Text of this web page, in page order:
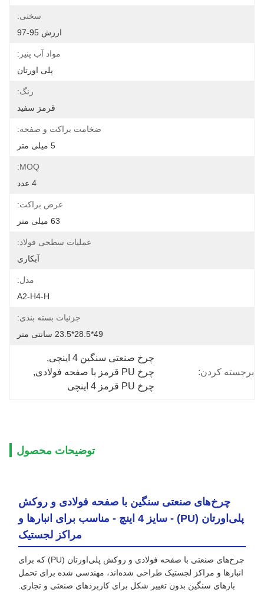
سختی:
ارزش 95-97
مواد آب پنیر:
پلی اورتان
رنگ:
قرمز سفید
ضخامت براکت و صفحه:
5 میلی متر
MOQ:
4 عدد
عرض براکت:
63 میلی متر
عملیات سطحی فولاد:
آبکاری
مدل:
A2-H4-H
جزئیات بسته بندی:
49*28.5*23.5 سانتی متر
برجسته کردن:
چرخ صنعتی سنگین 4 اینچی
,
چرخ PU قرمز با صفحه فولادی
,
چرخ PU قرمز 4 اینچی
توضیحات محصول
چرخ‌های صنعتی سنگین با صفحه فولادی و روکش
پلی‌اورتان (PU) - سایز 4 اینچ - مناسب برای انبارها و
مراکز لجستیک
چرخ‌های صنعتی با صفحه فولادی و روکش پلی‌اورتان (PU) که برای
انبارها و مراکز لجستیک طراحی شده‌اند، مهندسی شده برای تحمل
بارهای سنگین بدون تغییر شکل برای کاربردهای صنعتی و تجاری.